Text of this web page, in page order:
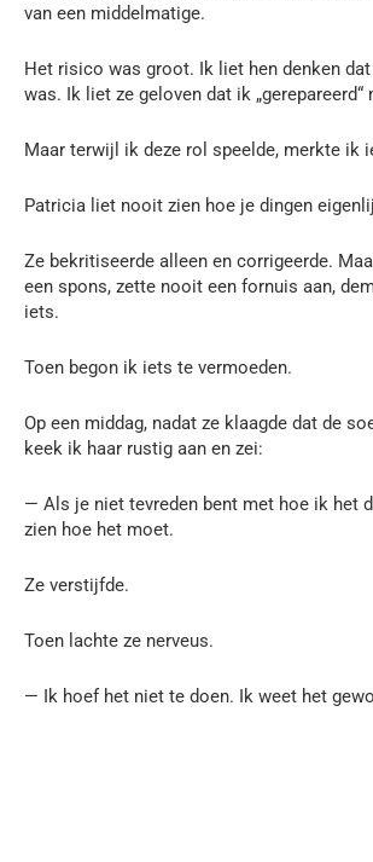
van een middelmatige.
Het risico was groot. Ik liet hen denken
was. Ik liet ze geloven dat ik „gerepareerd“
Maar terwijl ik deze rol speelde, merkte ik
Patricia liet nooit zien hoe je dingen
Ze bekritiseerde alleen en corrigeerde.
een spons, zette nooit een fornuis aan,
iets.
Toen begon ik iets te vermoeden.
Op een middag, nadat ze klaagde dat de
keek ik haar rustig aan en zei:
— Als je niet tevreden bent met hoe ik het
zien hoe het moet.
Ze verstijfde.
Toen lachte ze nerveus.
— Ik hoef het niet te doen. Ik weet het